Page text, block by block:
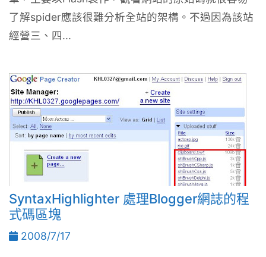
了解spider應該很難分析全站的架構。不過因為該站
經營三、四...
SyntaxHighlighter 處理Blogger網誌的程
式碼區塊
2008/7/17